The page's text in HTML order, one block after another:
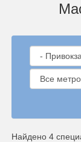
Найдено 4